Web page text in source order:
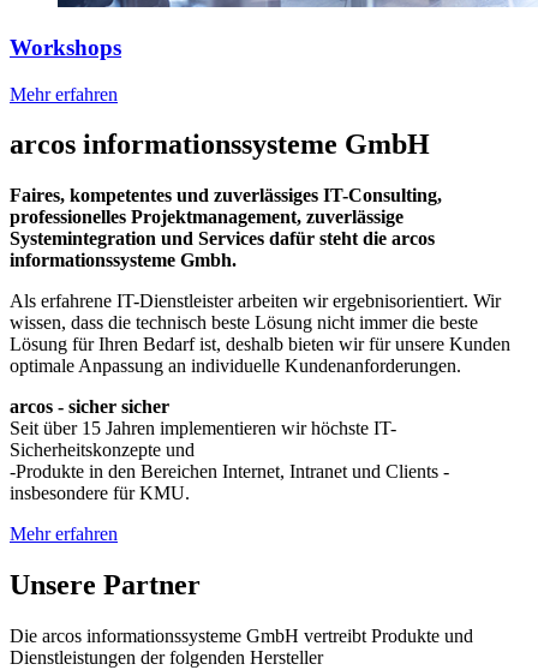
Workshops
Mehr erfahren
arcos informationssysteme GmbH
Faires, kompetentes und zuverlässiges IT-Consulting,
professionelles Projektmanagement, zuverlässige
Systemintegration und Services dafür steht die arcos
informationssysteme Gmbh.
Als erfahrene IT-Dienstleister arbeiten wir ergebnisorientiert. Wir
wissen, dass die technisch beste Lösung nicht immer die beste
Lösung für Ihren Bedarf ist, deshalb bieten wir für unsere Kunden
optimale Anpassung an individuelle Kundenanforderungen.
arcos - sicher sicher
Seit über 15 Jahren implementieren wir höchste IT-
Sicherheitskonzepte und
-Produkte in den Bereichen Internet, Intranet und Clients -
insbesondere für KMU.
Mehr erfahren
Unsere Partner
Die arcos informationssysteme GmbH vertreibt Produkte und
Dienstleistungen der folgenden Hersteller